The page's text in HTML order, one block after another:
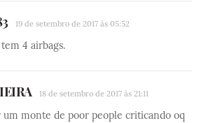
19 de setembro de 2017 às 05:52
4 airbags.
18 de setembro de 2017 às 21:11
um monte de poor people criticando oq